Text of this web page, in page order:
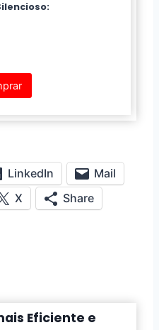
LinkedIn
Mail
X Share
Eficiente e